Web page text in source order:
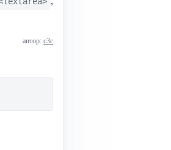
автор: с3с